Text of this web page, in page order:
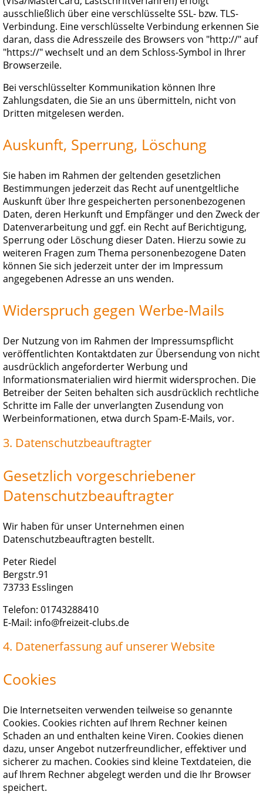
ausschließlich über eine verschlüsselte SSL- bzw. TLS-
Verbindung. Eine verschlüsselte Verbindung erkennen Sie
daran, dass die Adresszeile des Browsers von "http://" auf
"https://" wechselt und an dem Schloss-Symbol in Ihrer
Browserzeile.
Bei verschlüsselter Kommunikation können Ihre
Zahlungsdaten, die Sie an uns übermitteln, nicht von
Dritten mitgelesen werden.
Auskunft, Sperrung, Löschung
Sie haben im Rahmen der geltenden gesetzlichen
Bestimmungen jederzeit das Recht auf unentgeltliche
Auskunft über Ihre gespeicherten personenbezogenen
Daten, deren Herkunft und Empfänger und den Zweck der
Datenverarbeitung und ggf. ein Recht auf Berichtigung,
Sperrung oder Löschung dieser Daten. Hierzu sowie zu
weiteren Fragen zum Thema personenbezogene Daten
können Sie sich jederzeit unter der im Impressum
angegebenen Adresse an uns wenden.
Widerspruch gegen Werbe-Mails
Der Nutzung von im Rahmen der Impressumspflicht
veröffentlichten Kontaktdaten zur Übersendung von nicht
ausdrücklich angeforderter Werbung und
Informationsmaterialien wird hiermit widersprochen. Die
Betreiber der Seiten behalten sich ausdrücklich rechtliche
Schritte im Falle der unverlangten Zusendung von
Werbeinformationen, etwa durch Spam-E-Mails, vor.
3. Datenschutzbeauftragter
Gesetzlich vorgeschriebener
Datenschutzbeauftragter
Wir haben für unser Unternehmen einen
Datenschutzbeauftragten bestellt.
Peter Riedel
Bergstr.91
73733 Esslingen
Telefon: 01743288410
E-Mail: info@freizeit-clubs.de
4. Datenerfassung auf unserer Website
Cookies
Die Internetseiten verwenden teilweise so genannte
Cookies. Cookies richten auf Ihrem Rechner keinen
Schaden an und enthalten keine Viren. Cookies dienen
dazu, unser Angebot nutzerfreundlicher, effektiver und
sicherer zu machen. Cookies sind kleine Textdateien, die
auf Ihrem Rechner abgelegt werden und die Ihr Browser
speichert.